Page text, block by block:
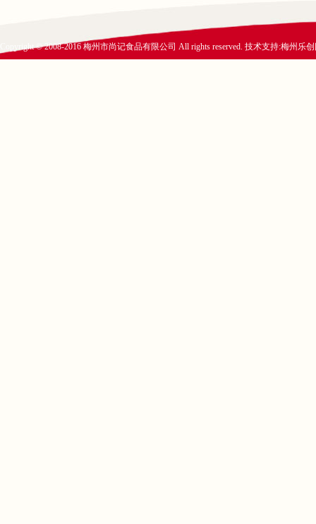
Copyright © 2008-2016 梅州市尚记食品有限公司 All rights reserved. 技术支持:梅州乐